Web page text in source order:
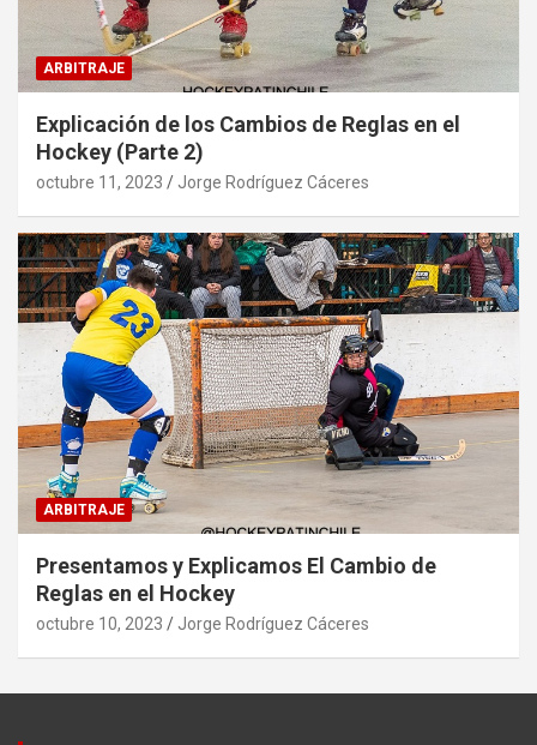
ARBITRAJE
Explicación de los Cambios de Reglas en el
Hockey (Parte 2)
octubre 11, 2023 Jorge Rodríguez Cáceres
ARBITRAJE
Presentamos y Explicamos El Cambio de
Reglas en el Hockey
octubre 10, 2023 Jorge Rodríguez Cáceres